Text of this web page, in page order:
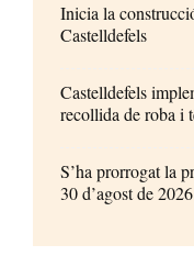
Inicia la
Castelldefels
Castelldefels
recollida de roba i
S’ha prorrogat la
30 d’agost de 2026